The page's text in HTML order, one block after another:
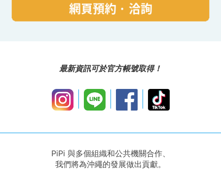
最新資訊可於官方帳號取得！
PiPi 與多個組織和公共機關合作、
我們將為沖繩的發展做出貢獻。